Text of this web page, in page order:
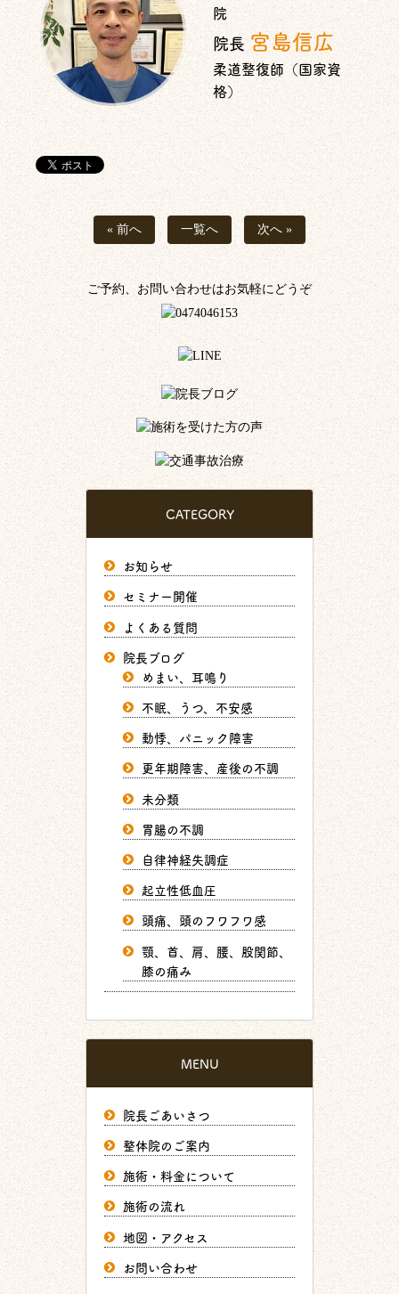
院
院長 宮島信広
柔道整復師（国家資
格）
« 前へ 一覧へ 次へ »
ご予約、お問い合わせはお気軽にどうぞ
CATEGORY
お知らせ
セミナー開催
よくある質問
院長ブログ
めまい、耳鳴り
不眠、うつ、不安感
動悸、パニック障害
更年期障害、産後の不調
未分類
胃腸の不調
自律神経失調症
起立性低血圧
頭痛、頭のフワフワ感
顎、首、肩、腰、股関節、
膝の痛み
MENU
院長ごあいさつ
整体院のご案内
施術・料金について
施術の流れ
地図・アクセス
お問い合わせ